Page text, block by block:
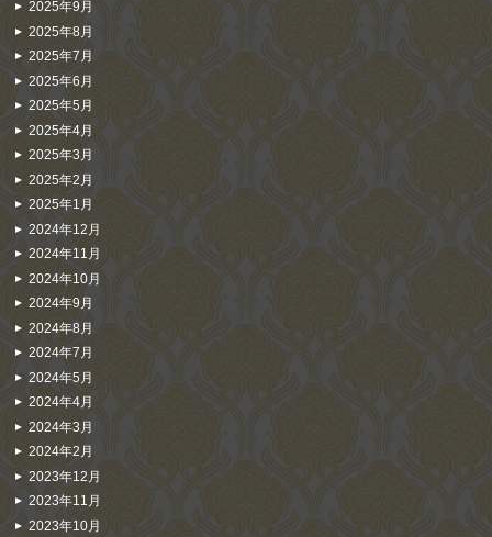
2025年9月
2025年8月
2025年7月
2025年6月
2025年5月
2025年4月
2025年3月
2025年2月
2025年1月
2024年12月
2024年11月
2024年10月
2024年9月
2024年8月
2024年7月
2024年5月
2024年4月
2024年3月
2024年2月
2023年12月
2023年11月
2023年10月